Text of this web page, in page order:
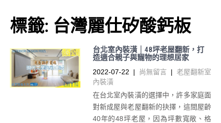
標籤: 台灣麗仕矽酸鈣板
台北室內裝潢｜48坪老屋翻新，打
造適合親子與寵物的理想居家
2022-07-22 | 尚無留言 | 老屋翻新室
內裝潢
在台北室內裝潢的選擇中，許多家庭面
對新成屋與老屋翻新的抉擇，這間屋齡
40年的48坪老屋，因為坪數寬敞、格